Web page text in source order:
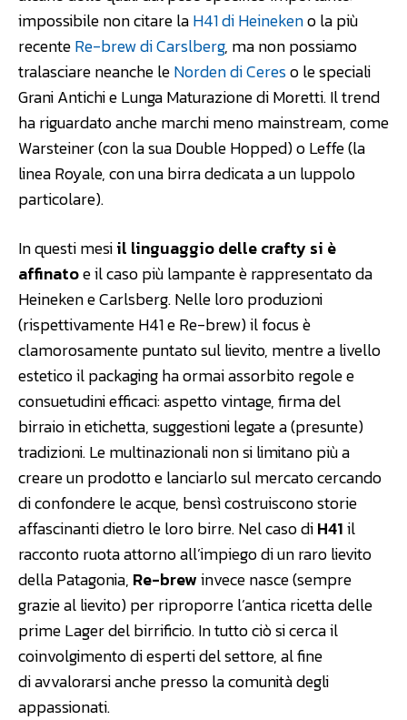
impossibile non citare laH41 di Heinekeno la più
recenteRe-brew di Carslberg, ma non possiamo
tralasciare neanche leNorden di Cereso le speciali
Grani Antichi e Lunga Maturazione di Moretti. Il trend
ha riguardato anche marchi meno mainstream, come
Warsteiner (con la sua Double Hopped) o Leffe (la
linea Royale, con una birra dedicata a un luppolo
particolare).
In questi mesiil linguaggio delle crafty si è
affinatoe il caso più lampante è rappresentato da
Heineken e Carlsberg. Nelle loro produzioni
(rispettivamente H41 e Re-brew) il focus è
clamorosamente puntato sul lievito, mentre a livello
estetico il packaging ha ormai assorbito regole e
consuetudini efficaci: aspetto vintage, firma del
birraio in etichetta, suggestioni legate a (presunte)
tradizioni. Le multinazionali non si limitano più a
creare un prodotto e lanciarlo sul mercato cercando
di confondere le acque, bensì costruiscono storie
affascinanti dietro le loro birre. Nel caso diH41il
racconto ruota attorno all’impiego di un raro lievito
della Patagonia, Re-brewinvece nasce (sempre
grazie al lievito) per riproporre l’antica ricetta delle
prime Lager del birrificio. In tutto ciò si cerca il
coinvolgimento di esperti del settore, al fine
di avvalorarsi anche presso la comunità degli
appassionati.